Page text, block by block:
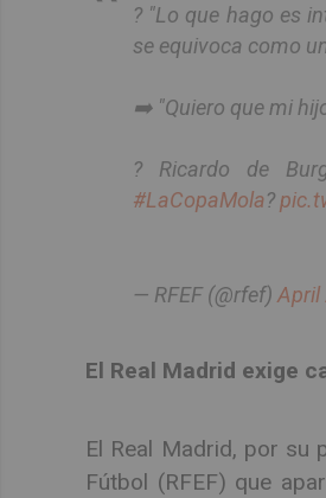
?️ "Lo que hago es
se equivoca como
➡️ "Quiero que mi
?️ Ricardo de
#LaCopaMola?
— RFEF (@rfef)April
El Real Madrid exige
El Real Madrid, por su
Fútbol (RFEF) que